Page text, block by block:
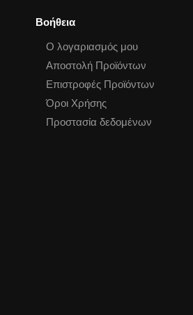
Βοήθεια
Ο λογαριασμός μου
Αποστολή Προϊόντων
Επιστροφές Προϊόντων
Όροι Χρήσης
Προστασία δεδομένων